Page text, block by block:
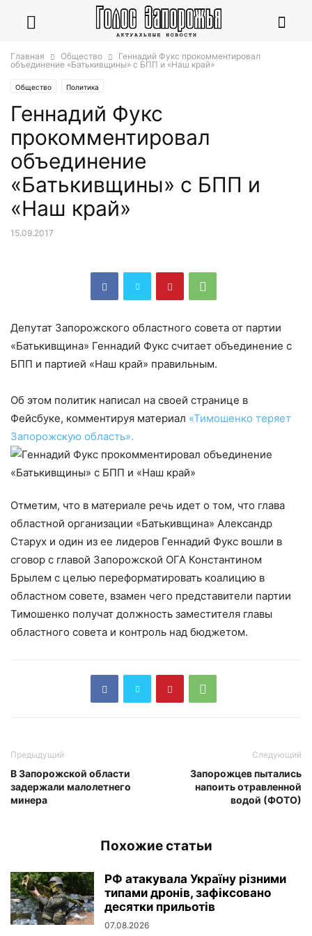
Главная Общество
Геннадий Фукс прокомментировал
объединение «Батькивщины» с БПП и «Наш край»
Общество Политика
Геннадий Фукс
прокомментировал
объединение
«Батькивщины» с БПП и
«Наш край»
15.09.2017
Депутат Запорожского областного совета от партии
«Батькивщина» Геннадий Фукс считает объединение с
БПП и партией «Наш край» правильным.
Об этом политик написал на своей странице в
Фейсбуке, комментируя материал «Тимошенко теряет
Запорожскую область».
Отметим, что в материале речь идет о том, что глава
областной организации «Батькивщина» Александр
Старух и один из ее лидеров Геннадий Фукс вошли в
сговор с главой Запорожской ОГА Константином
Брылем с целью переформатировать коалицию в
областном совете, взамен чего представители партии
Тимошенко получат должность заместителя главы
областного совета и контроль над бюджетом.
Предыдущий
В Запорожской области
задержали малолетнего
минера
Следующий
Запорожцев пытались
напоить отравленной
водой (ФОТО)
Похожие статьи
РФ атакувала Україну різними
типами дронів, зафіксовано
десятки прильотів
07.08.2026